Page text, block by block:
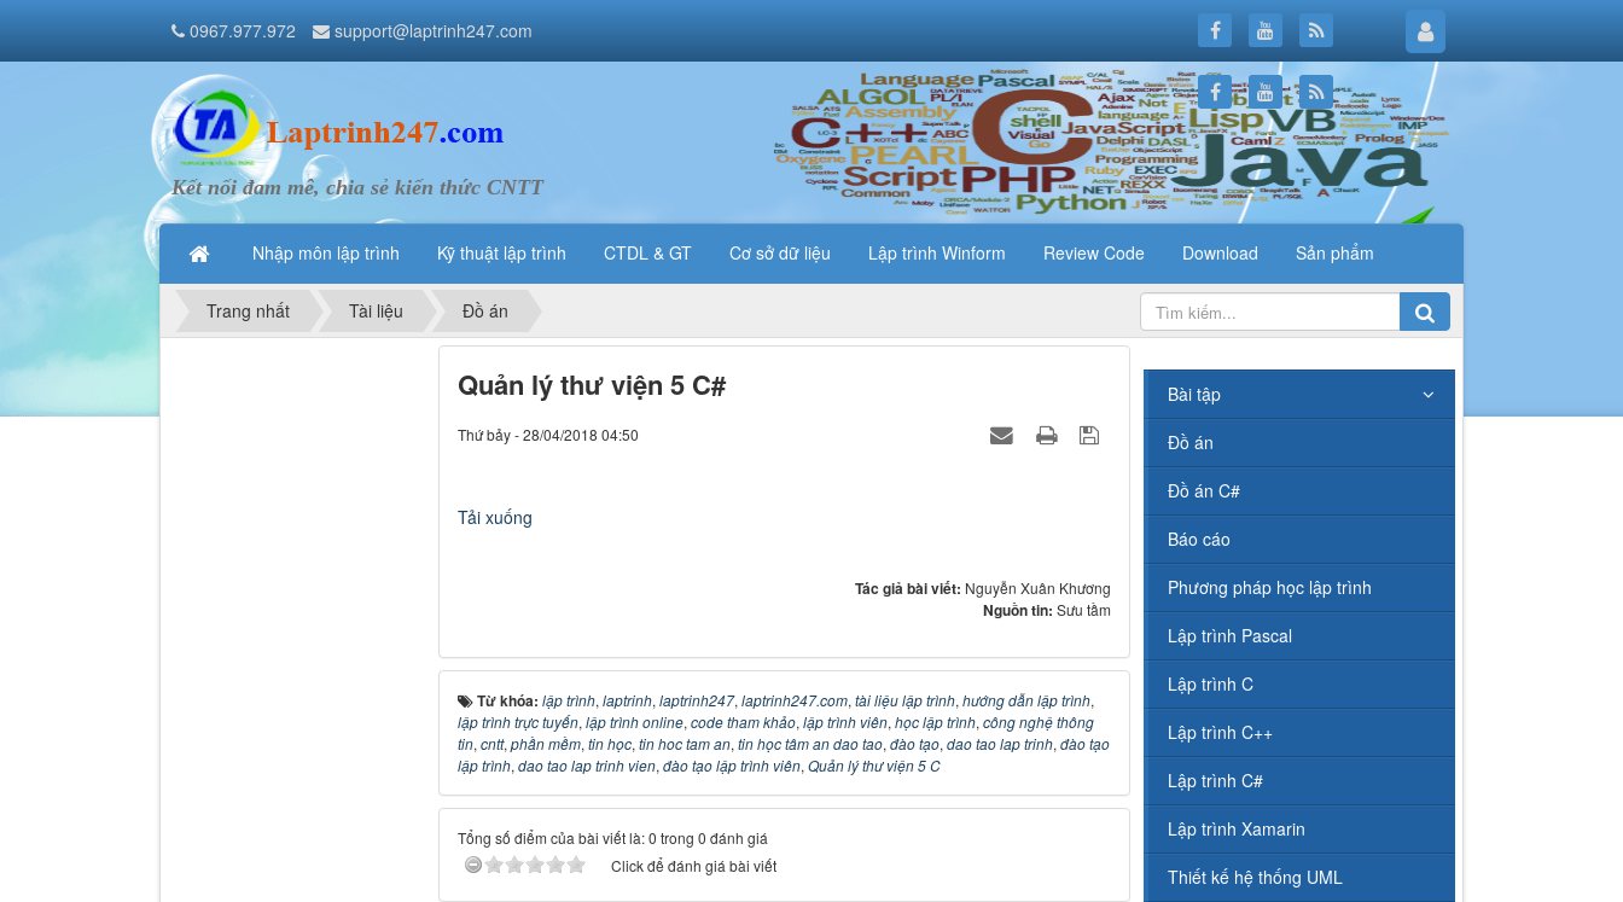
Kết nối đam mê, chia sẻ kiến thức CNTT
Nhập môn lập trình Kỹ thuật lập trình CTDL & GT Cơ sở dữ liệu Lập trình Winform Review Code Download Sản phẩm
0967.977.972 support@laptrinh247.com
Trang nhất Tài liệu Đồ án
Quản lý thư viện 5 C#
Thứ bảy - 28/04/2018 04:50
Tải xuống
Tác giả bài viết: Nguyễn Xuân Khương
Nguồn tin:Sưu tầm
Từ khóa: lập trình, laptrinh, laptrinh247, laptrinh247.com, tài liệu lập trình, hướng dẫn lập trình,
lập trình trực tuyến, lập trình online, code tham khảo, lập trình viên, học lập trình, công nghệ thông
tin, cntt, phần mềm, tin học, tin hoc tam an, tin học tâm an dao tao, đào tạo, dao tao lap trinh, đào tạo
lập trình, dao tao lap trinh vien, đào tạo lập trình viên, Quản lý thư viện 5 C
Tổng số điểm của bài viết là: 0 trong 0 đánh giá
Click để đánh giá bài viết
Bài tập
Đồ án
Đồ án C#
Báo cáo
Phương pháp học lập trình
Lập trình Pascal
Lập trình C
Lập trình C++
Lập trình C#
Lập trình Xamarin
Thiết kế hệ thống UML